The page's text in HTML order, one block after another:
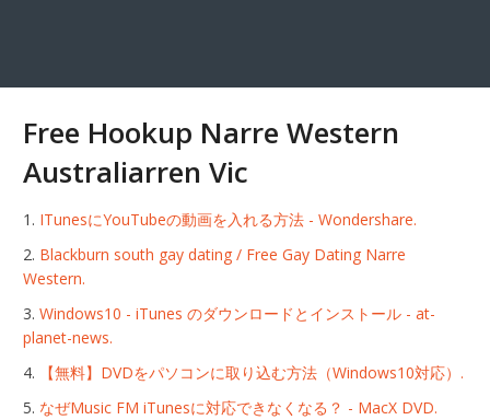
Free Hookup Narre Western
Australiarren Vic
ITunesにYouTubeの動画を入れる方法 - Wondershare.
Blackburn south gay dating / Free Gay Dating Narre
Western.
Windows10 - iTunes のダウンロードとインストール - at-
planet-news.
【無料】DVDをパソコンに取り込む方法（Windows10対応）.
なぜMusic FM iTunesに対応できなくなる？ - MacX DVD.